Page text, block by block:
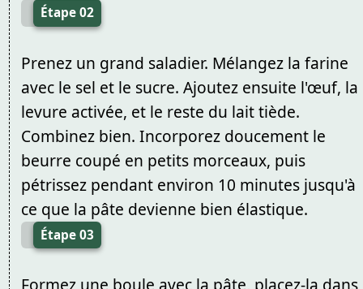
Étape 02
Prenez un grand saladier. Mélangez la farine
avec le sel et le sucre. Ajoutez ensuite l'œuf, la
levure activée, et le reste du lait tiède.
Combinez bien. Incorporez doucement le
beurre coupé en petits morceaux, puis
pétrissez pendant environ 10 minutes jusqu'à
ce que la pâte devienne bien élastique.
Étape 03